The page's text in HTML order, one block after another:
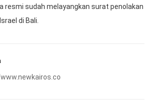
resmi sudah melayangkan surat penolakan
di Bali.